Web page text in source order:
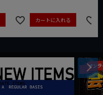
カートに入れる
Next